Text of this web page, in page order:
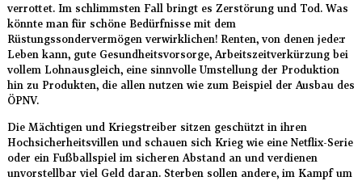
verrottet. Im schlimmsten Fall bringt es Zerstörung und Tod. Was
könnte man für schöne Bedürfnisse mit dem
Rüstungssondervermögen verwirklichen! Renten, von denen jede:r
Leben kann, gute Gesundheitsvorsorge, Arbeitszeitverkürzung bei
vollem Lohnausgleich, eine sinnvolle Umstellung der Produktion
hin zu Produkten, die allen nutzen wie zum Beispiel der Ausbau des
ÖPNV.
Die Mächtigen und Kriegstreiber sitzen geschützt in ihren
Hochsicherheitsvillen und schauen sich Krieg wie eine Netflix-Serie
oder ein Fußballspiel im sicheren Abstand an und verdienen
unvorstellbar viel Geld daran. Sterben sollen andere, im Kampf um